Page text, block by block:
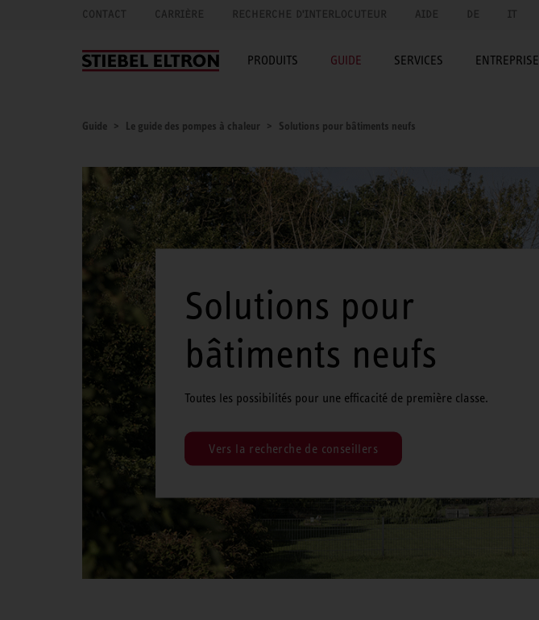
CONTACT CARRIÈRE RECHERCHE D'INTERLOCUTEUR AIDE DE IT
PRODUITS GUIDE SERVICES ENTREPRISE
Guide Le guide des pompes à chaleur Solutions pour bâtiments neufs
Solutions pour
bâtiments neufs
Toutes les possibilités pour une efficacité de première classe.
Vers la recherche de conseillers